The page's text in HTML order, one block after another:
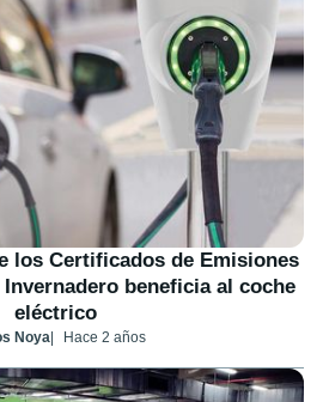
los Certificados de Emisiones
beneficia al coche
eléctrico
Noya Hace 2 años